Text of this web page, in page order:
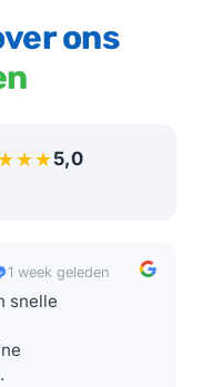
ons
5,0
1 week geleden
snelle